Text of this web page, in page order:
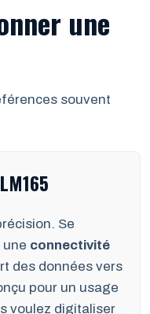
une
souvent
Se
connectivité
des données vers
pour un usage
voulez digitaliser